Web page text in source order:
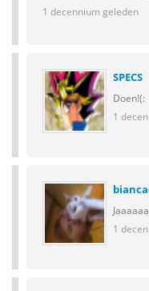
1 decennium geleden
SPECS
Doen!(:
1
1